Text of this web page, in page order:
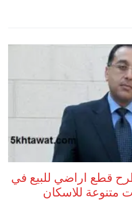
قطع اراضي للبيع في
متنوعة للاسكان